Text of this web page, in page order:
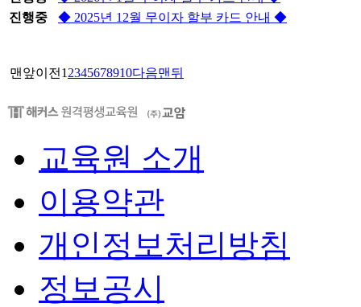
진행중
◆ 2025년 12월 무이자 할부 카드 안내 ◆
맨앞이전 1 2345678910다음맨뒤
교육원 소개
이용약관
개인정보처리방침
정보공시